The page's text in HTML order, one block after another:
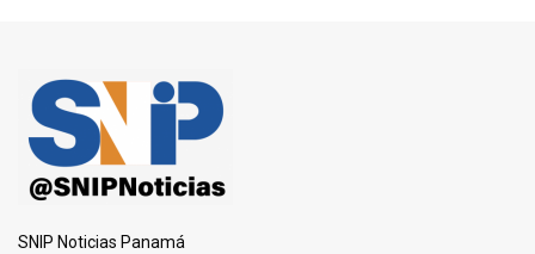
SNIP Noticias Panamá